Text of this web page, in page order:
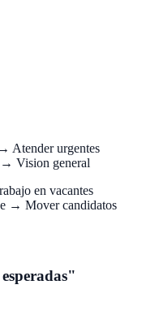
Atender urgentes
Vision general
en vacantes
→ Mover candidatos